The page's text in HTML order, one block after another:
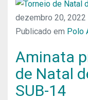
dezembro 20, 2022
Publicado em Polo
Aminata
de Natal
SUB-14